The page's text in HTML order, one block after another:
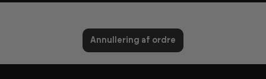
Annullering af ordre